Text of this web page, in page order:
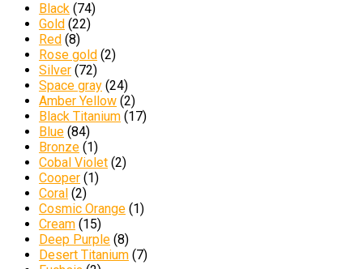
Black (74)
Gold (22)
Red (8)
Rose gold (2)
Silver (72)
Space gray (24)
Amber Yellow (2)
Black Titanium (17)
Blue (84)
Bronze (1)
Cobal Violet (2)
Cooper (1)
Coral (2)
Cosmic Orange (1)
Cream (15)
Deep Purple (8)
Desert Titanium (7)